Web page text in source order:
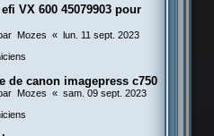
VX 600 45079903 pour
Mozes « lun. 11 sept. 2023
de canon imagepress c750
Mozes « sam. 09 sept. 2023